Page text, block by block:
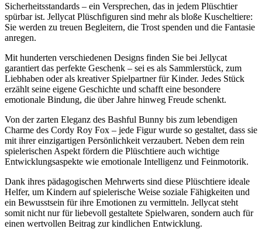
Sicherheitsstandards – ein Versprechen, das in jedem Plüschtier
spürbar ist. Jellycat Plüschfiguren sind mehr als bloße Kuscheltiere:
Sie werden zu treuen Begleitern, die Trost spenden und die Fantasie
anregen.
Mit hunderten verschiedenen Designs finden Sie bei Jellycat
garantiert das perfekte Geschenk – sei es als Sammlerstück, zum
Liebhaben oder als kreativer Spielpartner für Kinder. Jedes Stück
erzählt seine eigene Geschichte und schafft eine besondere
emotionale Bindung, die über Jahre hinweg Freude schenkt.
Von der zarten Eleganz des Bashful Bunny bis zum lebendigen
Charme des Cordy Roy Fox – jede Figur wurde so gestaltet, dass sie
mit ihrer einzigartigen Persönlichkeit verzaubert. Neben dem rein
spielerischen Aspekt fördern die Plüschtiere auch wichtige
Entwicklungsaspekte wie emotionale Intelligenz und Feinmotorik.
Dank ihres pädagogischen Mehrwerts sind diese Plüschtiere ideale
Helfer, um Kindern auf spielerische Weise soziale Fähigkeiten und
ein Bewusstsein für ihre Emotionen zu vermitteln. Jellycat steht
somit nicht nur für liebevoll gestaltete Spielwaren, sondern auch für
einen wertvollen Beitrag zur kindlichen Entwicklung.